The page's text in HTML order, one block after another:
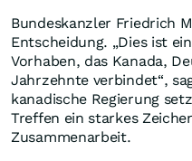
Bundeskanzler Friedrich
Entscheidung. „Dies ist
Vorhaben, das Kanada,
Jahrzehnte verbindet“,
kanadische Regierung
Treffen ein starkes
Zusammenarbeit.